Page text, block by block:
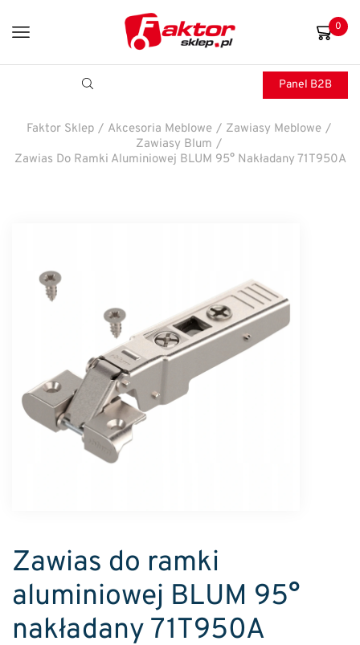
0
Panel B2B
Faktor Sklep / Akcesoria Meblowe / Zawiasy Meblowe /
Zawiasy Blum /
Zawias Do Ramki Aluminiowej BLUM 95° Nakładany 71T950A
Zawias do ramki
aluminiowej BLUM 95°
nakładany 71T950A